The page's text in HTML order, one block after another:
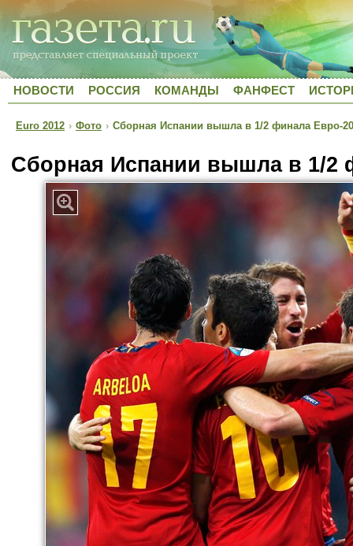
НОВОСТИ РОССИЯ КОМАНДЫ ФАНФЕСТ
Euro 2012 › Фото › Сборная Испании вышла в 1/2 финала Евро-
Сборная Испании вышла в 1/2